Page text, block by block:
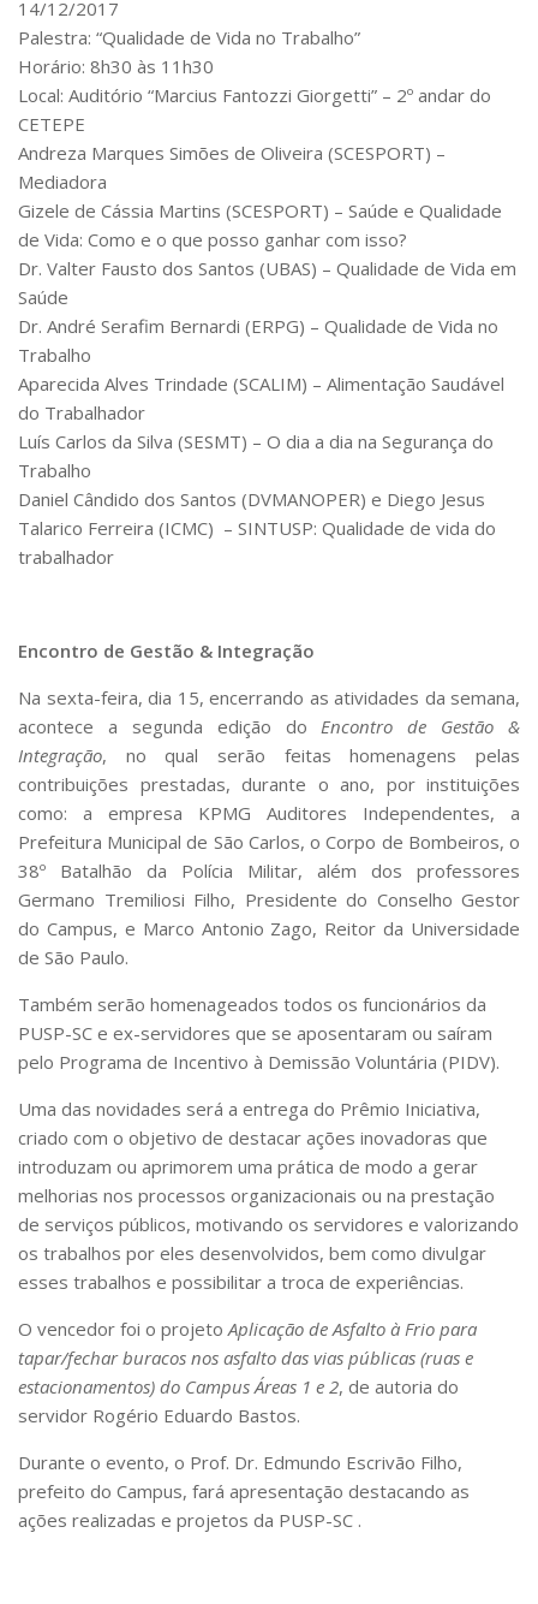
14/12/2017
Palestra: “Qualidade de Vida no Trabalho”
Horário: 8h30 às 11h30
Local: Auditório “Marcius Fantozzi Giorgetti” – 2º andar do
CETEPE
Andreza Marques Simões de Oliveira (SCESPORT) –
Mediadora
Gizele de Cássia Martins (SCESPORT) – Saúde e Qualidade
de Vida: Como e o que posso ganhar com isso?
Dr. Valter Fausto dos Santos (UBAS) – Qualidade de Vida em
Saúde
Dr. André Serafim Bernardi (ERPG) – Qualidade de Vida no
Trabalho
Aparecida Alves Trindade (SCALIM) – Alimentação Saudável
do Trabalhador
Luís Carlos da Silva (SESMT) – O dia a dia na Segurança do
Trabalho
Daniel Cândido dos Santos (DVMANOPER) e Diego Jesus
Talarico Ferreira (ICMC) – SINTUSP: Qualidade de vida do
trabalhador
Encontro de Gestão & Integração
Na sexta-feira, dia 15, encerrando as atividades da semana,
acontece a segunda edição do Encontro de Gestão &
Integração, no qual serão feitas homenagens pelas
contribuições prestadas, durante o ano, por instituições
como: a empresa KPMG Auditores Independentes, a
Prefeitura Municipal de São Carlos, o Corpo de Bombeiros, o
38º Batalhão da Polícia Militar, além dos professores
Germano Tremiliosi Filho, Presidente do Conselho Gestor
do Campus, e Marco Antonio Zago, Reitor da Universidade
de São Paulo.
Também serão homenageados todos os funcionários da
PUSP-SC e ex-servidores que se aposentaram ou saíram
pelo Programa de Incentivo à Demissão Voluntária (PIDV).
Uma das novidades será a entrega do Prêmio Iniciativa,
criado com o objetivo de destacar ações inovadoras que
introduzam ou aprimorem uma prática de modo a gerar
melhorias nos processos organizacionais ou na prestação
de serviços públicos, motivando os servidores e valorizando
os trabalhos por eles desenvolvidos, bem como divulgar
esses trabalhos e possibilitar a troca de experiências.
O vencedor foi o projeto Aplicação de Asfalto à Frio para
tapar/fechar buracos nos asfalto das vias públicas (ruas e
estacionamentos) do Campus Áreas 1 e 2, de autoria do
servidor Rogério Eduardo Bastos.
Durante o evento, o Prof. Dr. Edmundo Escrivão Filho,
prefeito do Campus, fará apresentação destacando as
ações realizadas e projetos da PUSP-SC .